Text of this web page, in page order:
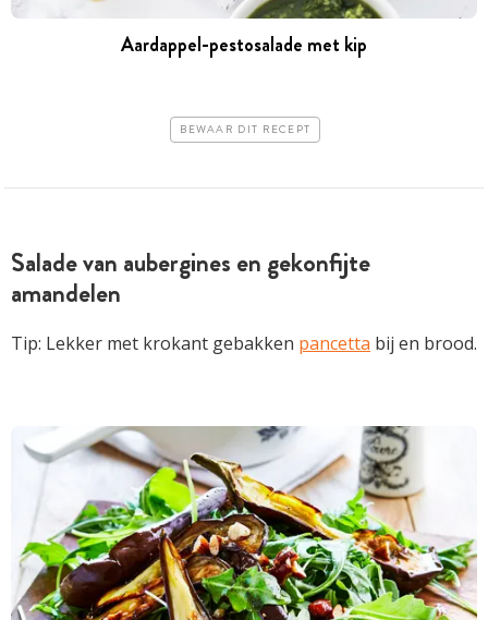
Aardappel-pestosalade met kip
BEWAAR DIT RECEPT
Salade van aubergines en gekonfijte
amandelen
Tip: Lekker met krokant gebakken pancetta bij en brood.